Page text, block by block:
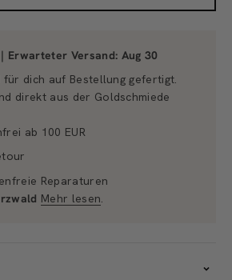
| Erwarteter Versand: Aug 30
für dich auf Bestellung gefertigt.
direkt aus der Goldschmiede
ab 100 EUR
Reparaturen
Mehr lesen.